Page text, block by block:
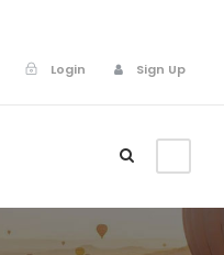
Login
Sign Up